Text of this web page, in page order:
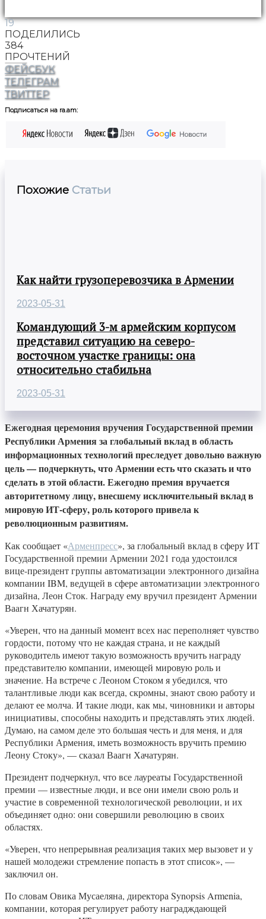
19
ПОДЕЛИЛИСЬ
384
ПРОЧТЕНИЙ
ФЕЙСБУК
ТЕЛЕГРАМ
ТВИТТЕР
Подписаться на ra.am:
Похожие Статьи
Как найти грузоперевозчика в Армении
2023-05-31
Командующий 3-м армейским корпусом
представил ситуацию на северо-
восточном участке границы: она
относительно стабильна
2023-05-31
Ежегодная церемония вручения Государственной премии
Республики Армения за глобальный вклад в область
информационных технологий преследует довольно важную
цель — подчеркнуть, что Армении есть что сказать и что
сделать в этой области. Ежегодно премия вручается
авторитетному лицу, внесшему исключительный вклад в
мировую ИТ-сферу, роль которого привела к
революционным развитиям.
Как сообщает «Арменпресс», за глобальный вклад в сферу ИТ
Государственной премии Армении 2021 года удостоился
вице-президент группы автоматизации электронного дизайна
компании IBM, ведущей в сфере автоматизации электронного
дизайна, Леон Сток. Награду ему вручил президент Армении
Ваагн Хачатурян.
«Уверен, что на данный момент всех нас переполняет чувство
гордости, потому что не каждая страна, и не каждый
руководитель имеют такую возможность вручить награду
представителю компании, имеющей мировую роль и
значение. На встрече с Леоном Стоком я убедился, что
талантливые люди как всегда, скромны, знают свою работу и
делают ее молча. И такие люди, как мы, чиновники и авторы
инициативы, способны находить и представлять этих людей.
Думаю, на самом деле это большая честь и для меня, и для
Республики Армения, иметь возможность вручить премию
Леону Стоку», — сказал Ваагн Хачатурян.
Президент подчеркнул, что все лауреаты Государственной
премии — известные люди, и все они имели свою роль и
участие в современной технологической революции, и их
объединяет одно: они совершили революцию в своих
областях.
«Уверен, что непрерывная реализация таких мер вызовет и у
нашей молодежи стремление попасть в этот список», —
заключил он.
По словам Овика Мусаеляна, директора Synopsis Armenia,
компании, которая регулирует работу наградждающей